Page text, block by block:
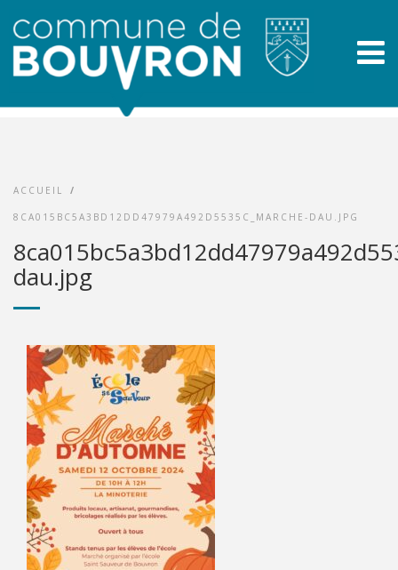
ACCUEIL /
8CA015BC5A3BD12DD47979A492D5535C_MARCHE-DAU.JPG
dau.jpg